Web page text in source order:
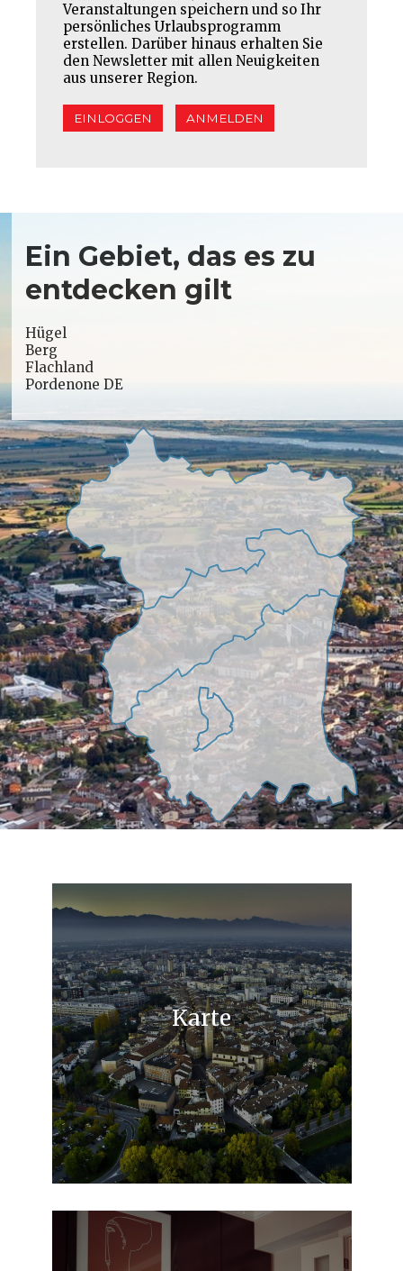
Veranstaltungen speichern und so Ihr
persönliches Urlaubsprogramm
erstellen. Darüber hinaus erhalten Sie
den Newsletter mit allen Neuigkeiten
aus unserer Region.
EINLOGGEN ANMELDEN
Ein Gebiet, das es zu
entdecken gilt
Hügel
Berg
Flachland
Pordenone DE
Karte